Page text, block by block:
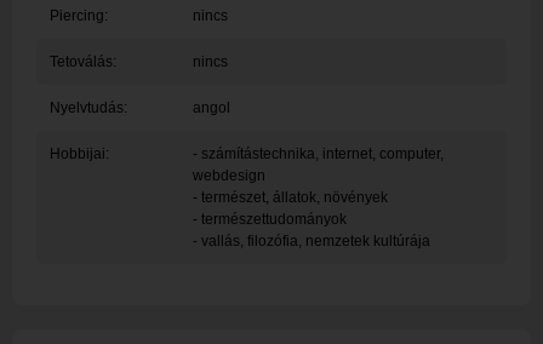
Piercing: nincs
Tetoválás: nincs
Nyelvtudás: angol
Hobbijai:
- számítástechnika, internet, computer,
webdesign
- természet, állatok, növények
- természettudományok
- vallás, filozófia, nemzetek kultúrája